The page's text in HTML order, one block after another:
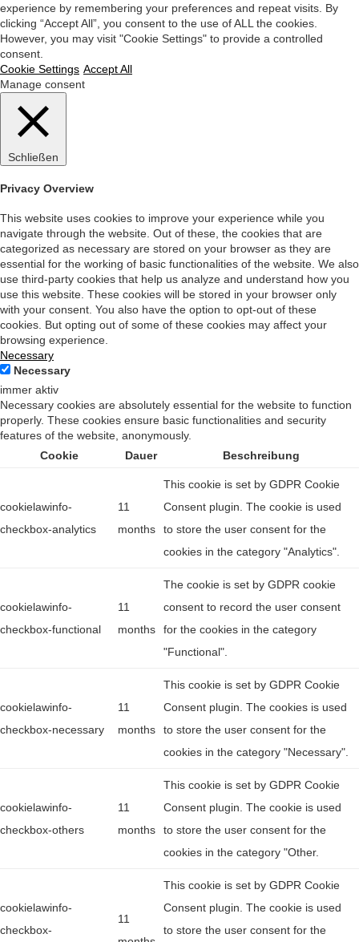
experience by remembering your preferences and repeat visits. By
clicking “Accept All”, you consent to the use of ALL the cookies.
However, you may visit "Cookie Settings" to provide a controlled
consent.
Cookie Settings Accept All
Manage consent
Schließen
Privacy Overview
This website uses cookies to improve your experience while you
navigate through the website. Out of these, the cookies that are
categorized as necessary are stored on your browser as they are
essential for the working of basic functionalities of the website. We also
use third-party cookies that help us analyze and understand how you
use this website. These cookies will be stored in your browser only
with your consent. You also have the option to opt-out of these
cookies. But opting out of some of these cookies may affect your
browsing experience.
Necessary
Necessary
immer aktiv
Necessary cookies are absolutely essential for the website to function
properly. These cookies ensure basic functionalities and security
features of the website, anonymously.
Cookie
Dauer Beschreibung
cookielawinfo-
checkbox-analytics
11
months
This cookie is set by GDPR Cookie
Consent plugin. The cookie is used
to store the user consent for the
cookies in the category "Analytics".
cookielawinfo-
checkbox-functional
11
months
The cookie is set by GDPR cookie
consent to record the user consent
for the cookies in the category
"Functional".
cookielawinfo-
checkbox-necessary
11
months
This cookie is set by GDPR Cookie
Consent plugin. The cookies is used
to store the user consent for the
cookies in the category "Necessary".
cookielawinfo-
checkbox-others
11
months
This cookie is set by GDPR Cookie
Consent plugin. The cookie is used
to store the user consent for the
cookies in the category "Other.
cookielawinfo-
checkbox-
11
This cookie is set by GDPR Cookie
Consent plugin. The cookie is used
to store the user consent for the